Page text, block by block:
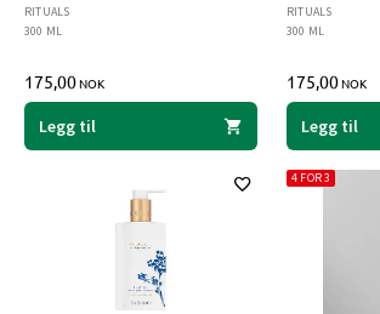
RITUALS
300 ML
175,00NOK
Legg til
RITUALS
300 ML
175,00NOK
Legg til
4 FOR 3